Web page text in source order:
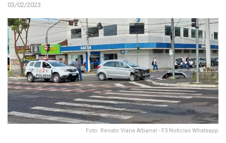
03/02/2023
Foto: Renato Viana Albarral - F3 Noticias Whatsapp